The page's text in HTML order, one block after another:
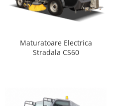
Maturatoare Electrica
Stradala CS60